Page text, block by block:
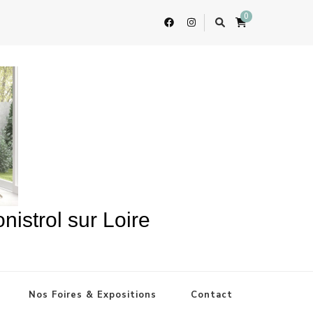
0
sur Loire
Nos Foires & Expositions Contact